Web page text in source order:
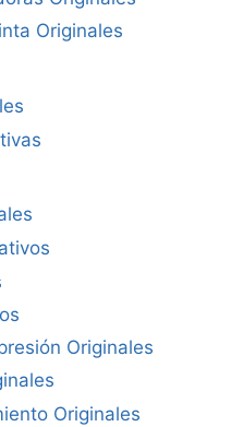
Originales
Originales
Originales